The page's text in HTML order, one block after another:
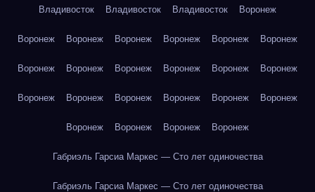
Владивосток Владивосток Владивосток Воронеж
Воронеж Воронеж Воронеж Воронеж Воронеж Воронеж
Воронеж Воронеж Воронеж Воронеж Воронеж Воронеж
Воронеж Воронеж Воронеж Воронеж Воронеж Воронеж
Воронеж Воронеж Воронеж Воронеж
Габриэль Гарсиа Маркес — Сто лет одиночества
Габриэль Гарсиа Маркес — Сто лет одиночества